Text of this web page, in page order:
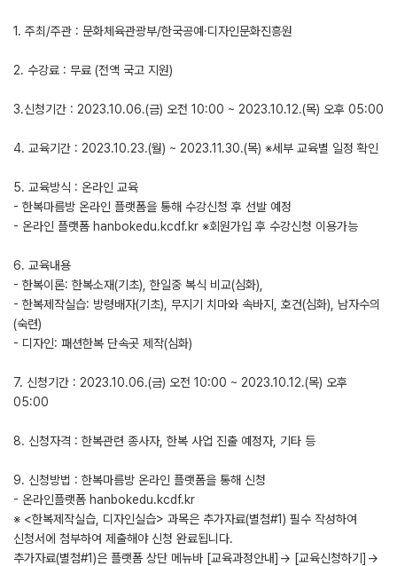
1. 주최/주관 : 문화체육관광부/한국공예·디자인문화진흥원
2. 수강료 : 무료 (전액 국고 지원)
3.신청기간 : 2023.10.06.(금) 오전 10:00 ~ 2023.10.12.(목) 오후 05:00
4. 교육기간 : 2023.10.23.(월) ~ 2023.11.30.(목) ※세부 교육별 일정 확인
5. 교육방식 : 온라인 교육
- 한복마름방 온라인 플랫폼을 통해 수강신청 후 선발 예정
- 온라인 플랫폼 hanbokedu.kcdf.kr ※회원가입 후 수강신청 이용가능
6. 교육내용
- 한복이론: 한복소재(기초), 한일중 복식 비교(심화),
- 한복제작실습: 방령배자(기초), 무지기 치마와 속바지, 호건(심화), 남자수의
(숙련)
- 디자인: 패션한복 단속곳 제작(심화)
7. 신청기간 : 2023.10.06.(금) 오전 10:00 ~ 2023.10.12.(목) 오후
05:00
8. 신청자격 : 한복관련 종사자, 한복 사업 진출 예정자, 기타 등
9. 신청방법 : 한복마름방 온라인 플랫폼을 통해 신청
- 온라인플랫폼 hanbokedu.kcdf.kr
※ <한복제작실습, 디자인실습> 과목은 추가자료(별첨#1) 필수 작성하여
신청서에 첨부하여 제출해야 신청 완료됩니다.
추가자료(별첨#1)은 플랫폼 상단 메뉴바 [교육과정안내]→ [교육신청하기]→